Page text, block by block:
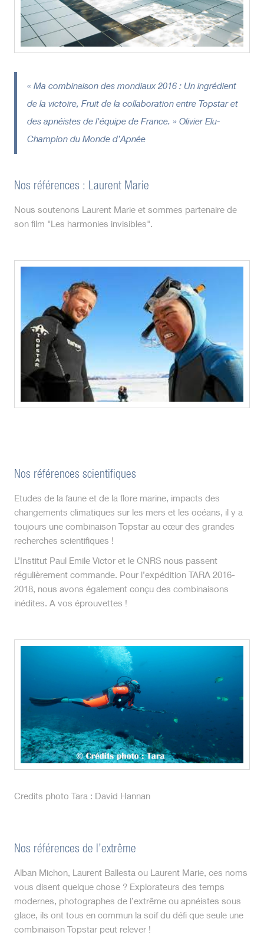
« Ma combinaison des mondiaux 2016 : Un ingrédient
de la victoire, Fruit de la collaboration entre Topstar et
des apnéistes de l'équipe de France. » Olivier Elu-
Champion du Monde d’Apnée
Nos références : Laurent Marie
Nous soutenons Laurent Marie et sommes partenaire de
son film "Les harmonies invisibles".
Nos références scientifiques
Etudes de la faune et de la flore marine, impacts des
changements climatiques sur les mers et les océans, il y a
toujours une combinaison Topstar au cœur des grandes
recherches scientifiques !
L’Institut Paul Emile Victor et le CNRS nous passent
régulièrement commande. Pour l’expédition TARA 2016-
2018, nous avons également conçu des combinaisons
inédites. A vos éprouvettes !
Credits photo Tara : David Hannan
Nos références de l’extrême
Alban Michon, Laurent Ballesta ou Laurent Marie, ces noms
vous disent quelque chose ? Explorateurs des temps
modernes, photographes de l’extrême ou apnéistes sous
glace, ils ont tous en commun la soif du défi que seule une
combinaison Topstar peut relever !